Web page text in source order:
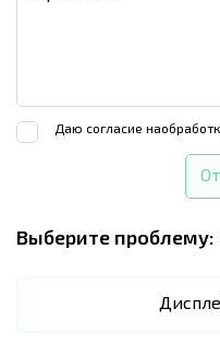
Даю согласие на
Выберите проблему: